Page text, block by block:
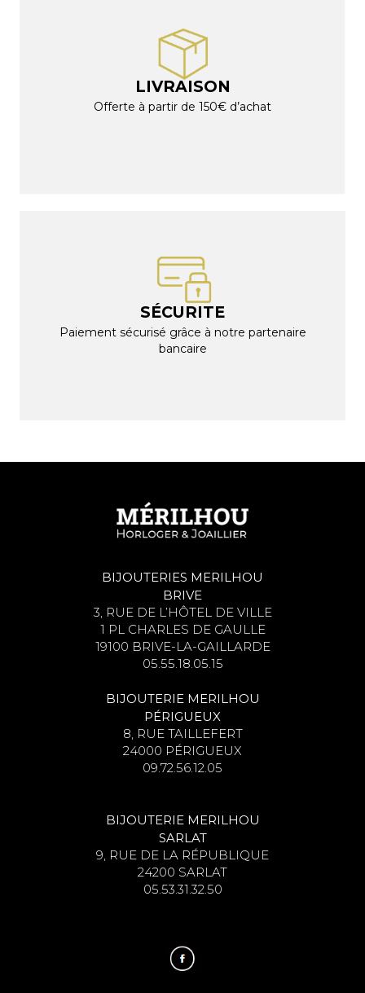
LIVRAISON
Offerte à partir de 150€ d’achat
SÉCURITE
Paiement sécurisé grâce à notre partenaire
bancaire
BIJOUTERIES MERILHOU
BRIVE
3, RUE DE L’HÔTEL DE VILLE
1 PL CHARLES DE GAULLE
19100 BRIVE-LA-GAILLARDE
05.55.18.05.15
BIJOUTERIE MERILHOU
PÉRIGUEUX
8, RUE TAILLEFERT
24000 PÉRIGUEUX
09.72.56.12.05
BIJOUTERIE MERILHOU
SARLAT
9, RUE DE LA RÉPUBLIQUE
24200 SARLAT
05.53.31.32.50